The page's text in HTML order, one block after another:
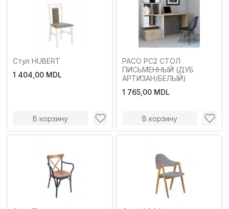
Стул HUBERT
1 404,00 MDL
В корзину
PACO PC2 СТОЛ
ПИСЬМЕННЫЙ (ДУБ
АРТИЗАН/БЕЛЫЙ)
1 765,00 MDL
В корзину